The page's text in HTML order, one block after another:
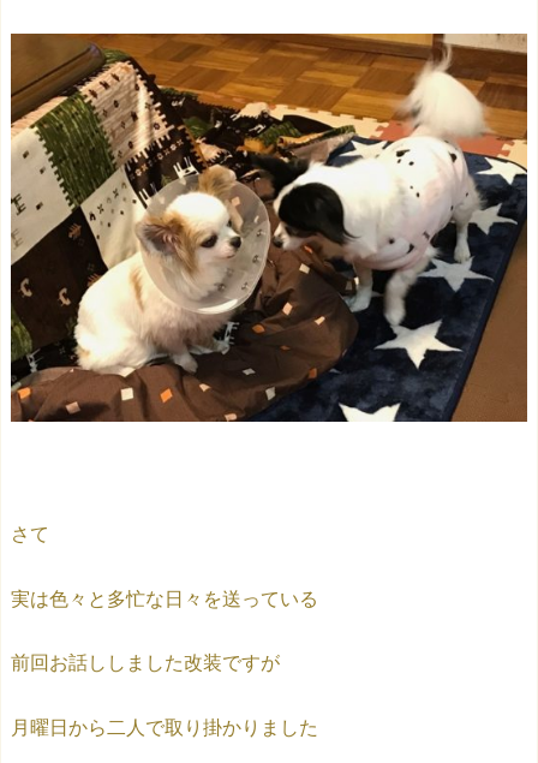
さて
実は色々と多忙な日々を送っている
前回お話ししました改装ですが
月曜日から二人で取り掛かりました